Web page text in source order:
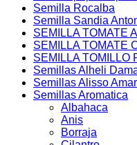
Semilla Rocalba
Semilla Sandia
SEMILLA TOMATE
SEMILLA TOMATE
SEMILLA TOMILLO
Semillas Alheli
Semillas Alisso
Semillas Aromatica
Albahaca
Anis
Borraja